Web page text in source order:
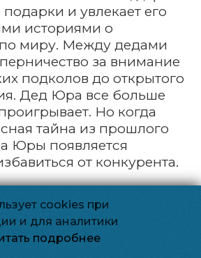
и увлекает его
историями о
по миру. Между дедами
за внимание
подколов до открытого
Дед Юра все больше
Но когда
тайна из прошлого
Юры появляется
от конкурента.
мертвецы:
cookies при
и для аналитики
подробнее